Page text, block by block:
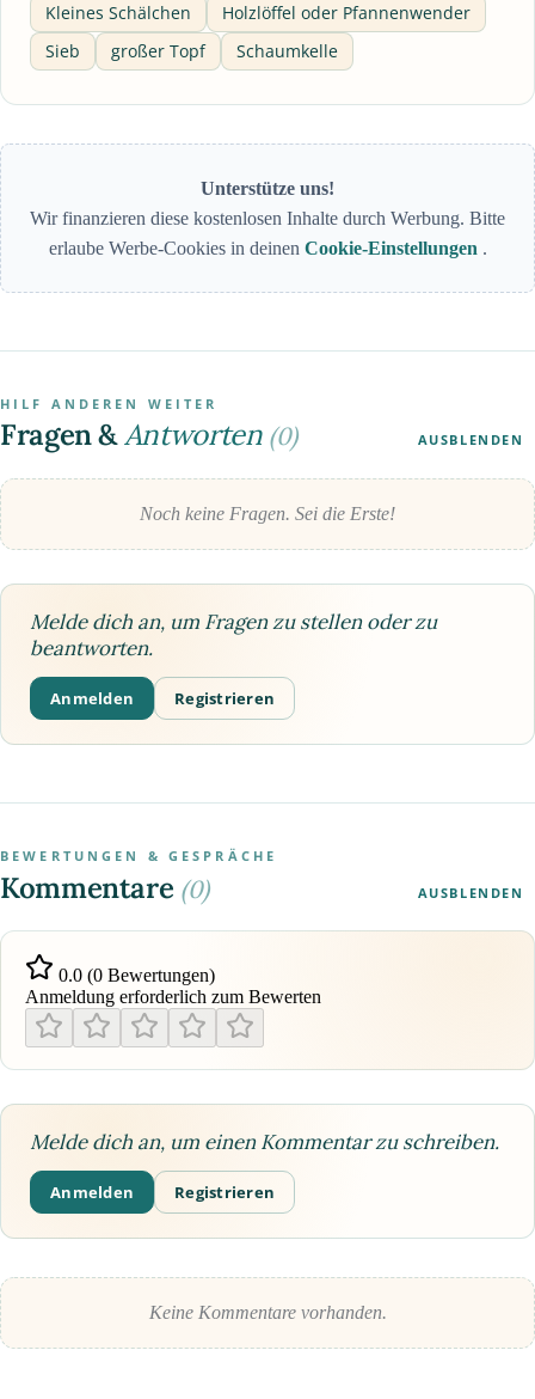
Kleines Schälchen
Holzlöffel oder Pfannenwender
Sieb
großer Topf Schaumkelle
Unterstütze uns!
Wir finanzieren diese kostenlosen Inhalte durch Werbung. Bitte
erlaube Werbe-Cookies in deinen Cookie-Einstellungen .
HILF ANDEREN WEITER
Fragen &Antworten (0) AUSBLENDEN
Noch keine Fragen. Sei die Erste!
Melde dich an, um Fragen zu stellen oder zu
beantworten.
Anmelden Registrieren
BEWERTUNGEN & GESPRÄCHE
Kommentare (0) AUSBLENDEN
0.0 (0 Bewertungen)
Anmeldung erforderlich zum Bewerten
Melde dich an, um einen Kommentar zu schreiben.
Anmelden Registrieren
Keine Kommentare vorhanden.